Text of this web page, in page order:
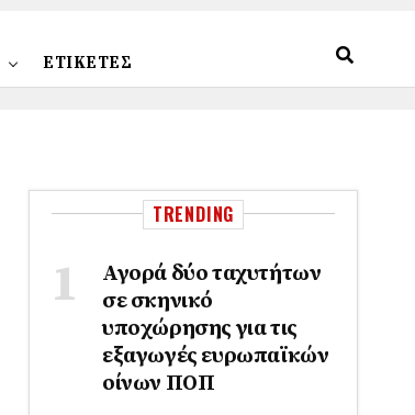
ΕΤΙΚΕΤΕΣ
TRENDING
Αγορά δύο ταχυτήτων
σε σκηνικό
υποχώρησης για τις
εξαγωγές ευρωπαϊκών
οίνων ΠΟΠ